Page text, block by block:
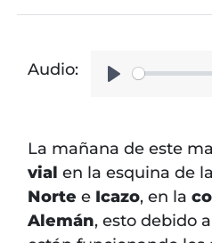
Audio:
La mañana de este
vial en la esquina de
Norte e Icazo, en la
Alemán, esto debido